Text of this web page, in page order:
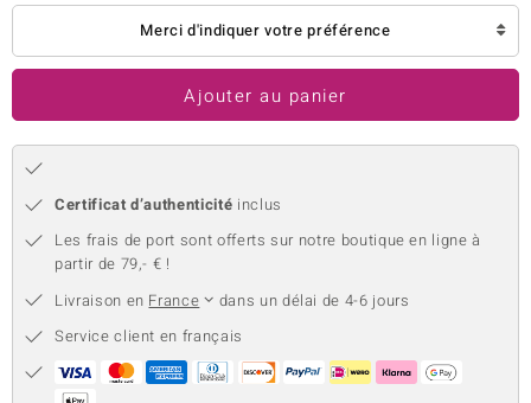
Merci d'indiquer votre préférence
Ajouter au panier
Certificat d’authenticité inclus
Les frais de port sont offerts sur notre boutique en ligne à
partir de 79,- € !
Livraison en France
dans un délai de 4-6 jours
Service client en français